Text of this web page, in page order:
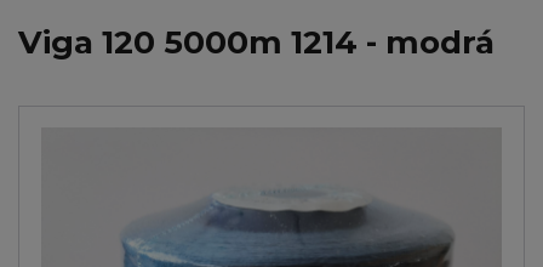
Viga 120 5000m 1214 - modrá